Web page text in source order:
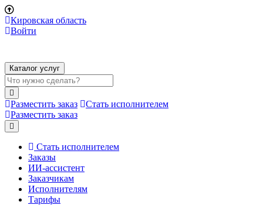
Кировская область
Войти
Каталог услуг
Разместить заказ
Стать исполнителем
Разместить заказ
Стать исполнителем
Заказы
ИИ-ассистент
Заказчикам
Исполнителям
Тарифы